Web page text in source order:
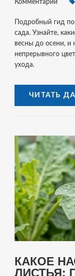
Комментарии
Подробный гид
сада. Узнайте,
весны до осени, и
непрерывного
ухода.
ЧИТАТЬ
КАКОЕ
ЛИСТЬЯ: